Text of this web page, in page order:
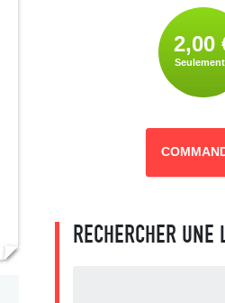
2,00
RECHERCHER UNE